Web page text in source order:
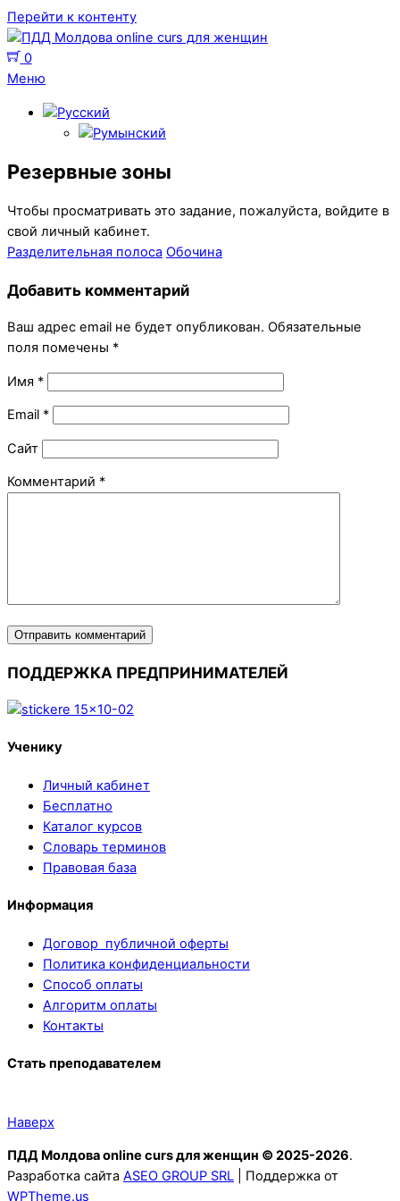
Перейти к контенту
0
Меню
Резервные зоны
Чтобы просматривать это задание, пожалуйста, войдите в
свой личный кабинет.
Разделительная полоса Обочина
Добавить комментарий
Ваш адрес email не будет опубликован. Обязательные
поля помечены *
Имя *
Email *
Сайт
Комментарий *
ПОДДЕРЖКА ПРЕДПРИНИМАТЕЛЕЙ
Ученику
Личный кабинет
Бесплатно
Каталог курсов
Словарь терминов
Правовая база
Информация
Договор публичной оферты
Политика конфиденциальности
Способ оплаты
Алгоритм оплаты
Контакты
Стать преподавателем
Наверх
ПДД Молдова online curs для женщин © 2025-2026.
Разработка сайта ASEO GROUP SRL | Поддержка от
WPTheme.us